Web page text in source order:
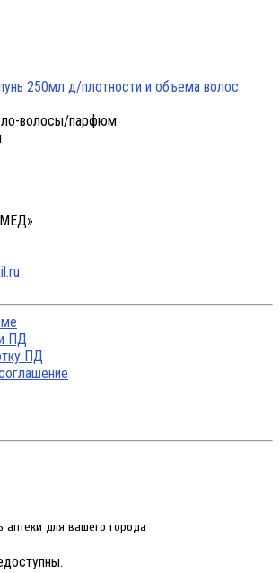
250мл д/плотности и объема волос
волосы/парфюм
ПД
ПД
для вашего города